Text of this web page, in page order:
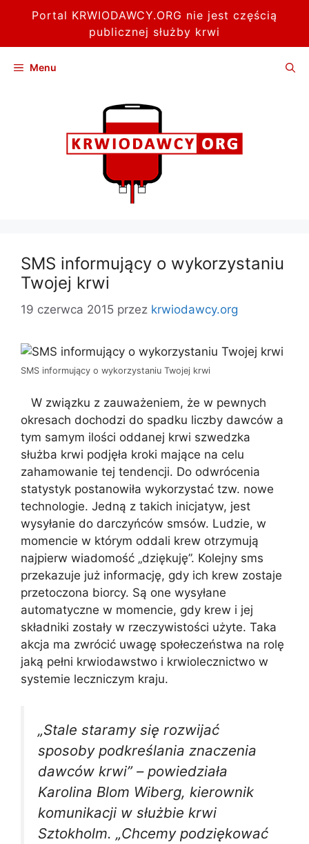
Portal KRWIODAWCY.ORG nie jest częścią
publicznej służby krwi
Menu
SMS informujący o wykorzystaniu
Twojej krwi
19 czerwca 2015 przez krwiodawcy.org
SMS informujący o wykorzystaniu Twojej krwi
W związku z zauważeniem, że w pewnych
okresach dochodzi do spadku liczby dawców a
tym samym ilości oddanej krwi szwedzka
służba krwi podjęła kroki mające na celu
zahamowanie tej tendencji. Do odwrócenia
statystyk postanowiła wykorzystać tzw. nowe
technologie. Jedną z takich inicjatyw, jest
wysyłanie do darczyńców smsów. Ludzie, w
momencie w którym oddali krew otrzymują
najpierw wiadomość „dziękuję”. Kolejny sms
przekazuje już informację, gdy ich krew zostaje
przetoczona biorcy. Są one wysyłane
automatyczne w momencie, gdy krew i jej
składniki zostały w rzeczywistości użyte. Taka
akcja ma zwrócić uwagę społeczeństwa na rolę
jaką pełni krwiodawstwo i krwiolecznictwo w
systemie leczniczym kraju.
„Stale staramy się rozwijać
sposoby podkreślania znaczenia
dawców krwi” – powiedziała
Karolina Blom Wiberg, kierownik
komunikacji w służbie krwi
Sztokholm. „Chcemy podziękować